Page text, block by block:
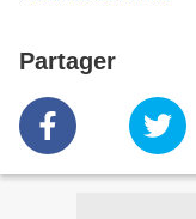
Partager